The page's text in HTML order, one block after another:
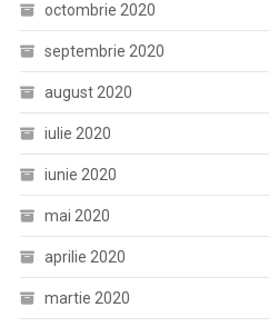
octombrie 2020
septembrie 2020
august 2020
iulie 2020
iunie 2020
mai 2020
aprilie 2020
martie 2020